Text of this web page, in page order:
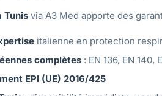
Tunis via A3 Med apporte des
italienne en protection
complètes : EN 136, EN 140,
EPI (UE) 2016/425